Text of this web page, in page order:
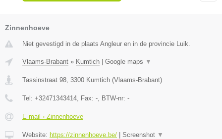
Zinnenhoeve
Niet gevestigd in de plaats Angleur en in de provincie Luik.
Vlaams-Brabant » Kumtich Google maps ▼
Tassinstraat 98 3300 Kumtich (Vlaams-Brabant)
Tel: +32471343414 , Fax: - , BTW-nr: -
E-mail › Zinnenhoeve
Website: https://zinnenhoeve.be/ Screenshot ▼